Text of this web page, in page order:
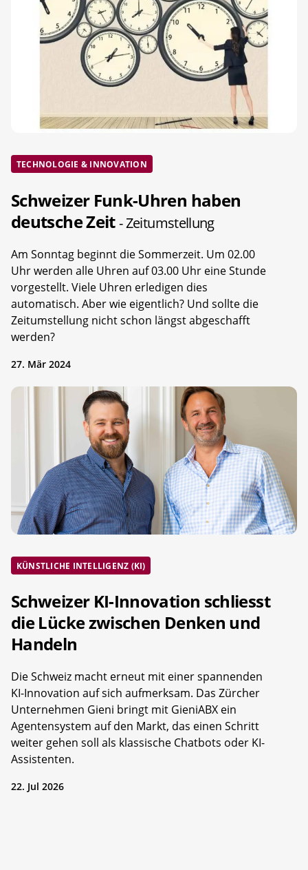
TECHNOLOGIE & INNOVATION
Schweizer Funk-Uhren haben
deutsche Zeit- Zeitumstellung
Am Sonntag beginnt die Sommerzeit. Um 02.00
Uhr werden alle Uhren auf 03.00 Uhr eine Stunde
vorgestellt. Viele Uhren erledigen dies
automatisch. Aber wie eigentlich? Und sollte die
Zeitumstellung nicht schon längst abgeschafft
werden?
27. Mär 2024
KÜNSTLICHE INTELLIGENZ (KI)
Schweizer KI-Innovation schliesst
die Lücke zwischen Denken und
Handeln
Die Schweiz macht erneut mit einer spannenden
KI-Innovation auf sich aufmerksam. Das Zürcher
Unternehmen Gieni bringt mit GieniABX ein
Agentensystem auf den Markt, das einen Schritt
weiter gehen soll als klassische Chatbots oder KI-
Assistenten.
22. Jul 2026